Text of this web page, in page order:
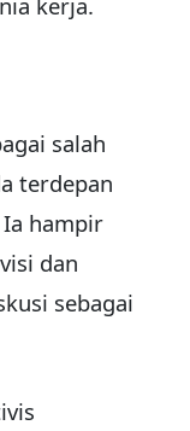
salah
terdepan
hampir
dan
sebagai